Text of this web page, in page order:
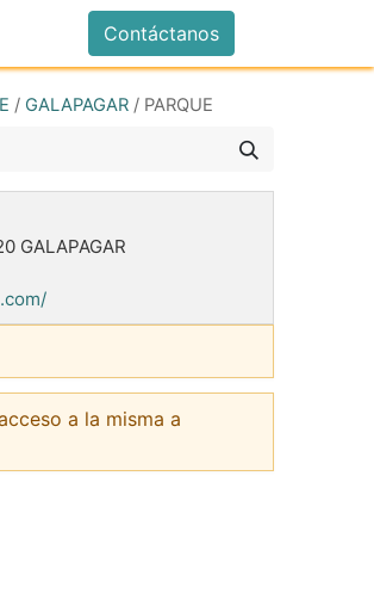
Contáctanos
/ GALAPAGAR / PARQUE
GALAPAGAR
a la misma a